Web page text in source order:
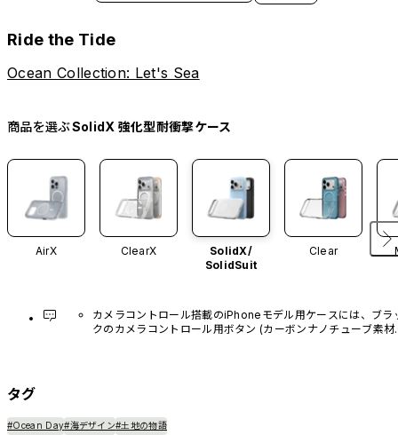
Ride the Tide
Ocean Collection: Let's Sea
商品を選ぶSolidX 強化型耐衝撃ケース
AirX ClearX
SolidX/
SolidSuit
Clear
カメラコントロール搭載のiPhoneモデル用ケースには、ブラ
クのカメラコントロール用ボタン (カーボンナノチューブ素材)
タグ
#Ocean Day#海デザイン#土地の物語